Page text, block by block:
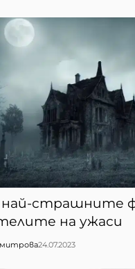
най-страшните
на ужаси
24.07.2023